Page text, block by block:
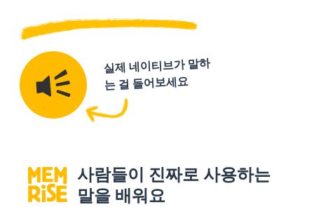
실제 네이티브가 말하
는 걸 들어보세요
사람들이 진짜로 사용하는
말을 배워요